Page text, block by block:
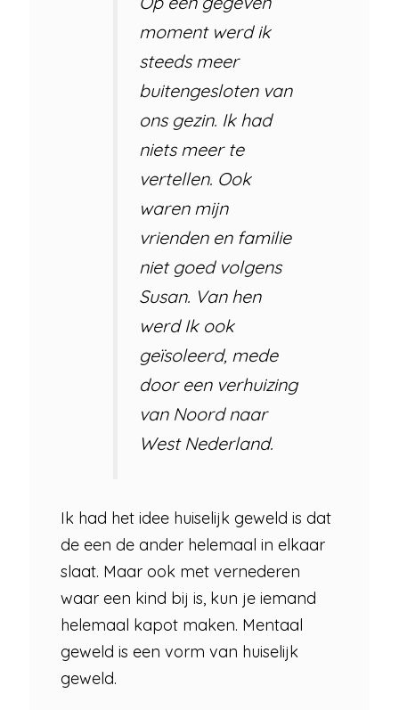
moment werd ik
steeds meer
buitengesloten van
ons gezin. Ik had
niets meer te
vertellen. Ook
waren mijn
vrienden en familie
niet goed volgens
Susan. Van hen
werd Ik ook
geïsoleerd, mede
door een verhuizing
van Noord naar
West Nederland.
Ik had het idee huiselijk geweld is dat
de een de ander helemaal in elkaar
slaat. Maar ook met vernederen
waar een kind bij is, kun je iemand
helemaal kapot maken. Mentaal
geweld is een vorm van huiselijk
geweld.